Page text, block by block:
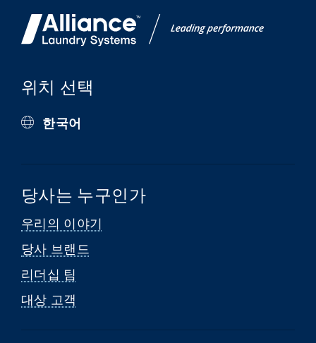
위치 선택
한국어
당사는 누구인가
우리의 이야기
당사 브랜드
리더십 팀
대상 고객